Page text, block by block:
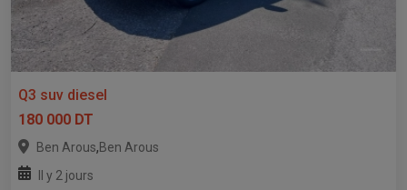
Q3 suv diesel
180 000 DT
Ben Arous,Ben Arous
Il y 2 jours